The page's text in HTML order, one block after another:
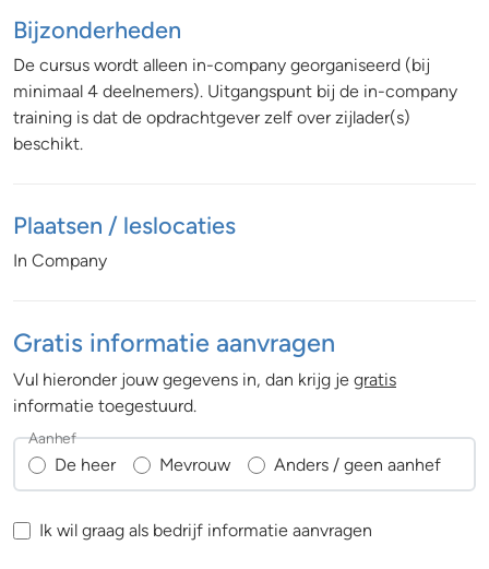
Bijzonderheden
De cursus wordt alleen in-company georganiseerd (bij
minimaal 4 deelnemers). Uitgangspunt bij de in-company
training is dat de opdrachtgever zelf over zijlader(s)
beschikt.
Plaatsen / leslocaties
In Company
Gratis informatie aanvragen
Vul hieronder jouw gegevens in, dan krijg je gratis
informatie toegestuurd.
De heer Mevrouw Anders / geen aanhef
Aanhef
Ik wil graag als bedrijf informatie aanvragen